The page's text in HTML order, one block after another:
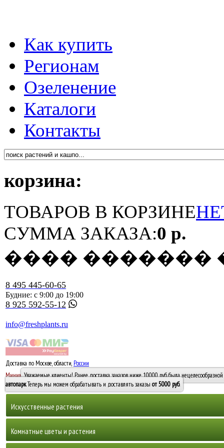
Как купить
Регионам
Озеленение
Каталоги
Контакты
корзина:
ТОВАРОВ В КОРЗИНЕ
СУММА ЗАКАЗА:0 р.
���� �������
8 495 445-60-65
Будние: с 9:00 до 19:00
8 925 592-55-12
info@freshplants.ru
Доставка по Москве, области, России
Минимальный заказ -10 0005000 руб.
Уважаемые клиенты! Ранее доставка заказов ниже 10000 руб. была
автопарк. Теперь мы можем обрабатывать и доставлять заказы от 5000 руб.
Искусственные растения
Горшечные растения, кусты и мох
Комнатные цветы и растения